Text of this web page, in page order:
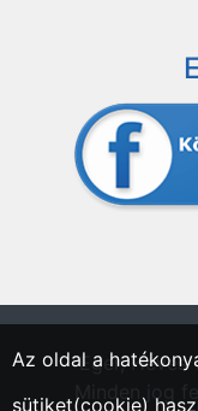
"Eger, Heves
Minden jog
Az oldal a
sütiket(cookie)